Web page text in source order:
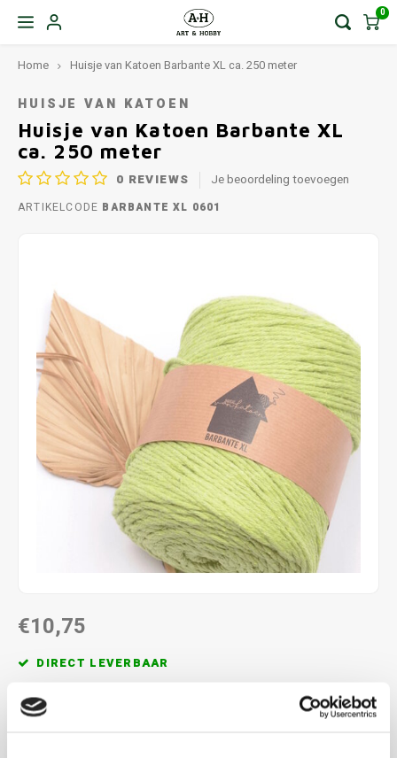
0
Home Huisje van Katoen Barbante XL ca. 250 meter
HUISJE VAN KATOEN
Huisje van Katoen Barbante XL
ca. 250 meter
0 REVIEWS Je beoordeling toevoegen
ARTIKELCODE BARBANTE XL 0601
€10,75
DIRECT LEVERBAAR
80% katoen (gerecycled) en 20% andere vezels. Maak een